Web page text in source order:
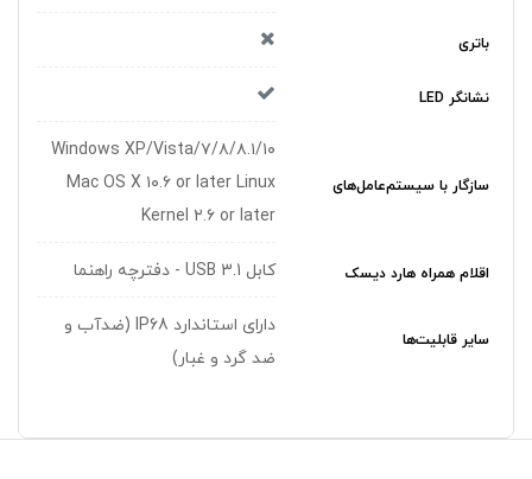
باتری
نشانگر LED
سازگار با سیستم‌عامل‌های
Windows XP/Vista/۷/۸/۸.۱/۱۰
Mac OS X ۱۰.۶ or later Linux
Kernel ۲.۶ or later
اقلام همراه هارد دیسک کابل USB 3.1 - دفترچه راهنما
سایر قابلیت‌ها
دارای استاندارد IP68 (ضدآب و
ضد گرد و غبار)